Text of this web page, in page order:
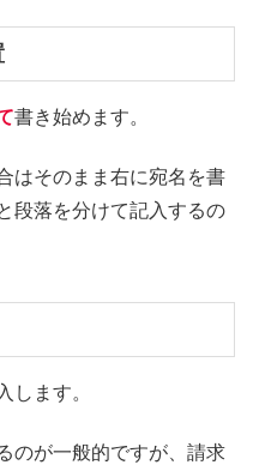
書き始めます。
はそのまま右に宛名を書
段落を分けて記入するの
します。
のが一般的ですが、請求